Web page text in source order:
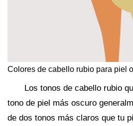
Colores de cabello rubio para piel
Los tonos de cabello rubio
tono de piel más oscuro
de dos tonos más claros que tu